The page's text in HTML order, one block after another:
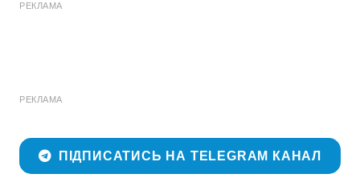
РЕКЛАМА
РЕКЛАМА
ПІДПИСАТИСЬ НА TELEGRAM КАНАЛ